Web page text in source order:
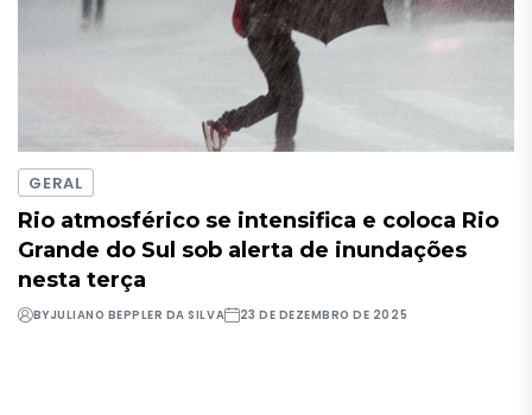
GERAL
Rio atmosférico se intensifica e coloca Rio
Grande do Sul sob alerta de inundações
nesta terça
BYJULIANO BEPPLER DA SILVA 23 DE DEZEMBRO DE 2025